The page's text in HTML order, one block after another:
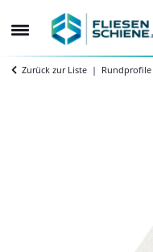
Zurück zur Liste Rundprofile